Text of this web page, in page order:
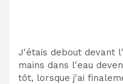
J'étais debout devant
mains dans l'eau
tôt, lorsque j'ai